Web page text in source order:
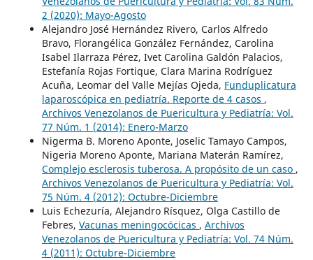
2 (2020): Mayo-Agosto
Alejandro José Hernández Rivero, Carlos Alfredo
Bravo, Florangélica González Fernández, Carolina
Isabel Ilarraza Pérez, Ivet Carolina Galdón Palacios,
Estefanía Rojas Fortique, Clara Marina Rodríguez
Acuña, Leomar del Valle Mejías Ojeda, Funduplicatura
laparoscópica en pediatría. Reporte de 4 casos ,
Archivos Venezolanos de Puericultura y Pediatría: Vol.
77 Núm. 1 (2014): Enero-Marzo
Nigerma B. Moreno Aponte, Joselic Tamayo Campos,
Nigeria Moreno Aponte, Mariana Materán Ramírez,
Complejo esclerosis tuberosa. A propósito de un caso ,
Archivos Venezolanos de Puericultura y Pediatría: Vol.
75 Núm. 4 (2012): Octubre-Diciembre
Luis Echezuría, Alejandro Rísquez, Olga Castillo de
Febres, Vacunas meningocócicas , Archivos
Venezolanos de Puericultura y Pediatría: Vol. 74 Núm.
4 (2011): Octubre-Diciembre